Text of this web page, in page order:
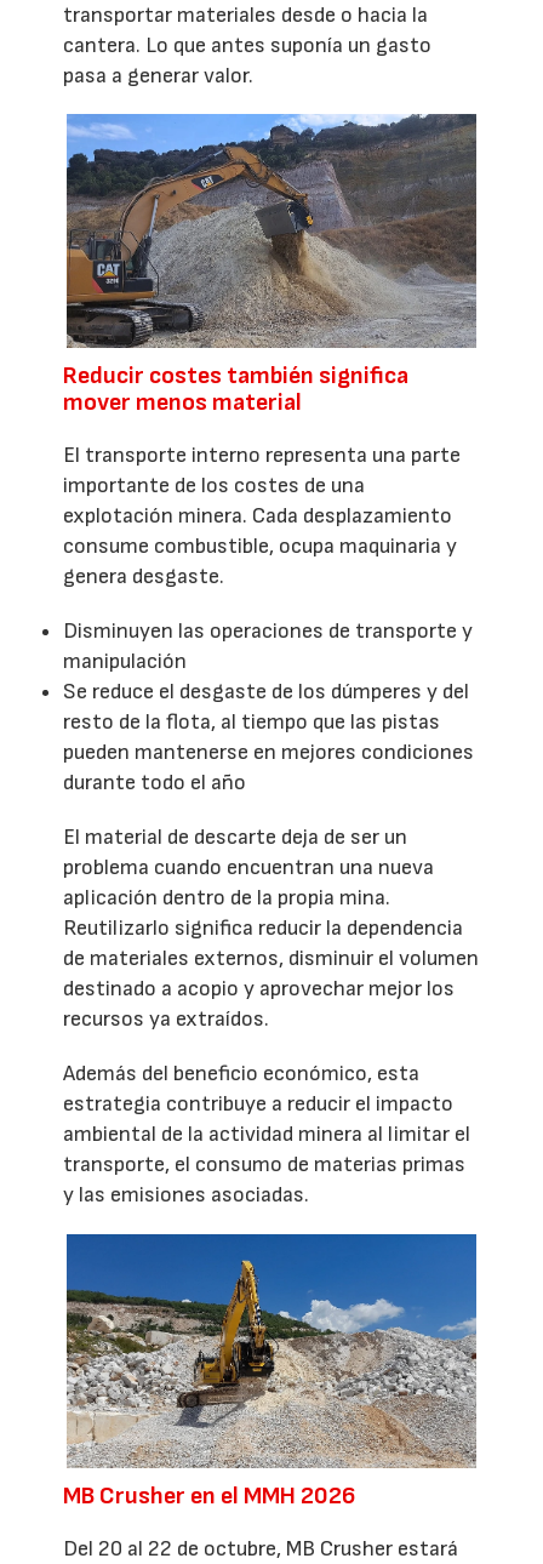
transportar materiales desde o hacia la
cantera. Lo que antes suponía un gasto
pasa a generar valor.
Reducir costes también significa
mover menos material
El transporte interno representa una parte
importante de los costes de una
explotación minera. Cada desplazamiento
consume combustible, ocupa maquinaria y
genera desgaste.
Disminuyen las operaciones de transporte y
manipulación
Se reduce el desgaste de los dúmperes y del
resto de la flota, al tiempo que las pistas
pueden mantenerse en mejores condiciones
durante todo el año
El material de descarte deja de ser un
problema cuando encuentran una nueva
aplicación dentro de la propia mina.
Reutilizarlo significa reducir la dependencia
de materiales externos, disminuir el volumen
destinado a acopio y aprovechar mejor los
recursos ya extraídos.
Además del beneficio económico, esta
estrategia contribuye a reducir el impacto
ambiental de la actividad minera al limitar el
transporte, el consumo de materias primas
y las emisiones asociadas.
MB Crusher en el MMH 2026
Del 20 al 22 de octubre, MB Crusher estará